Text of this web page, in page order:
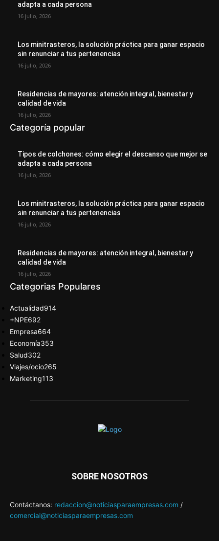
adapta a cada persona
16 julio, 2026
Los minitrasteros, la solución práctica para ganar espacio
sin renunciar a tus pertenencias
16 julio, 2026
Residencias de mayores: atención integral, bienestar y
calidad de vida
16 julio, 2026
Categoría popular
Tipos de colchones: cómo elegir el descanso que mejor se
adapta a cada persona
16 julio, 2026
Los minitrasteros, la solución práctica para ganar espacio
sin renunciar a tus pertenencias
16 julio, 2026
Residencias de mayores: atención integral, bienestar y
calidad de vida
16 julio, 2026
Categorias Populares
Actualidad914
+NPE692
Empresa664
Economía353
Salud302
Viajes/ocio265
Marketing113
SOBRE NOSOTROS
Contáctanos: redaccion@noticiasparaempresas.com /
comercial@noticiasparaempresas.com